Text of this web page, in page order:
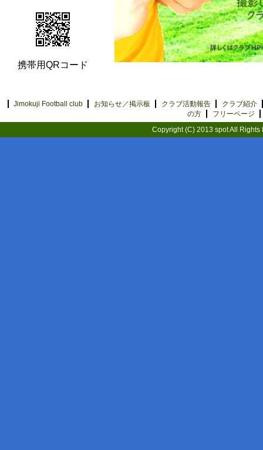
携帯用QRコード
Jimokuji Football club お知らせ／掲示板 クラブ活動報告
クラブ紹介
の方
フリーページ
Copyright (C) 2013 spot All Rights